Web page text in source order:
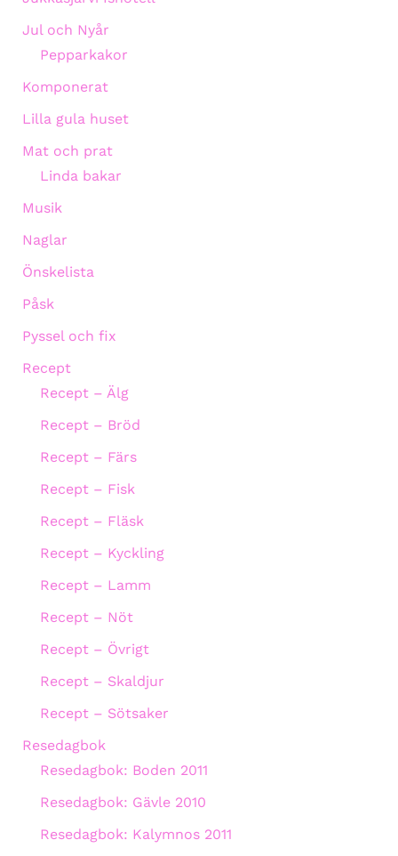
Jul och Nyår
Pepparkakor
Komponerat
Lilla gula huset
Mat och prat
Linda bakar
Musik
Naglar
Önskelista
Påsk
Pyssel och fix
Recept
Recept – Älg
Recept – Bröd
Recept – Färs
Recept – Fisk
Recept – Fläsk
Recept – Kyckling
Recept – Lamm
Recept – Nöt
Recept – Övrigt
Recept – Skaldjur
Recept – Sötsaker
Resedagbok
Resedagbok: Boden 2011
Resedagbok: Gävle 2010
Resedagbok: Kalymnos 2011